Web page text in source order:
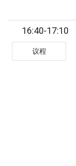
16:40-17:10
议程